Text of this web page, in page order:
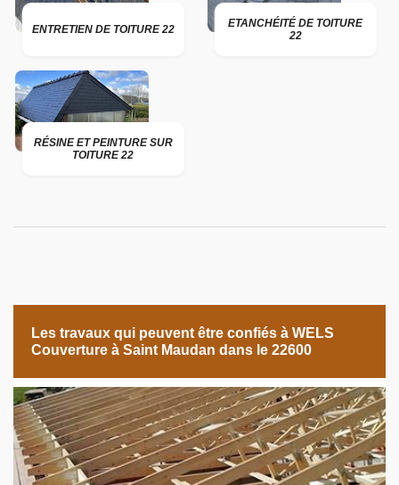
ENTRETIEN DE TOITURE 22
ETANCHÉITÉ DE TOITURE
22
RÉSINE ET PEINTURE SUR
TOITURE 22
Les travaux qui peuvent être confiés à WELS
Couverture à Saint Maudan dans le 22600